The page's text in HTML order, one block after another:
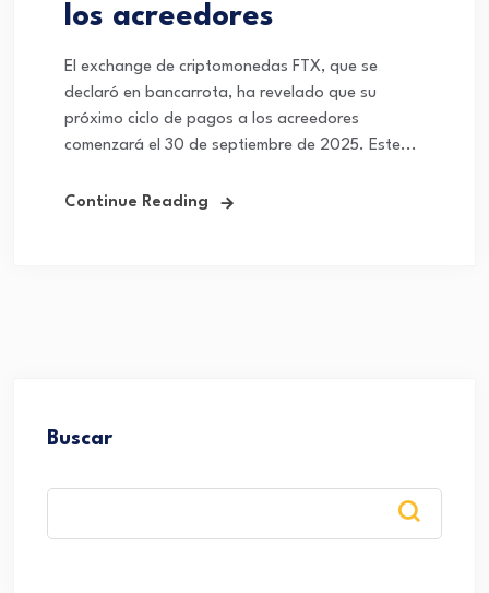
los acreedores
El exchange de criptomonedas FTX, que se
declaró en bancarrota, ha revelado que su
próximo ciclo de pagos a los acreedores
comenzará el 30 de septiembre de 2025. Este...
Continue Reading
Buscar